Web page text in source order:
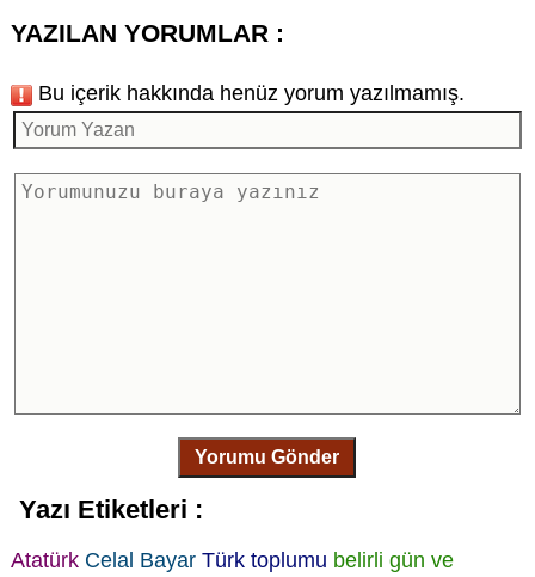
YAZILAN YORUMLAR :
Bu içerik hakkında henüz yorum yazılmamış.
Yorumu Gönder
Yazı Etiketleri :
Atatürk Celal Bayar Türk toplumu belirli gün ve